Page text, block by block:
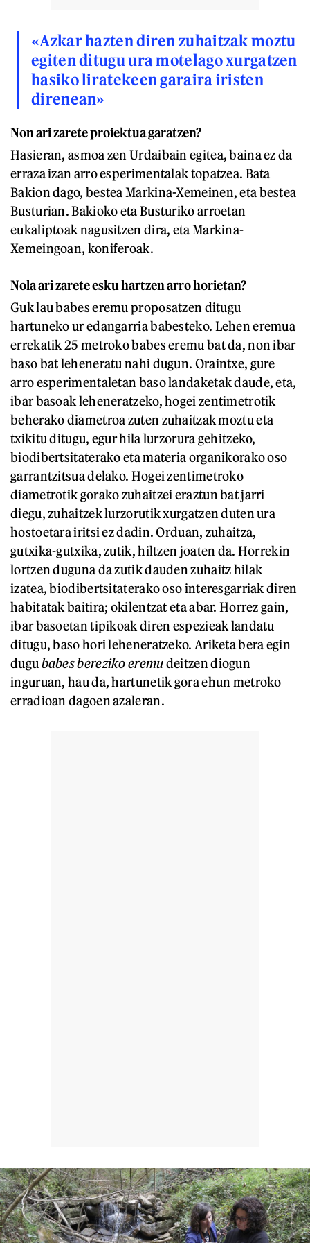
«Azkar hazten diren zuhaitzak moztu
egiten ditugu ura motelago xurgatzen
hasiko liratekeen garaira iristen
direnean»
Non ari zarete proiektua garatzen?
Hasieran, asmoa zen Urdaibain egitea, baina ez da
erraza izan arro esperimentalak topatzea. Bata
Bakion dago, bestea Markina-Xemeinen, eta bestea
Busturian. Bakioko eta Busturiko arroetan
eukaliptoak nagusitzen dira, eta Markina-
Xemeingoan, koniferoak.
Nola ari zarete esku hartzen arro horietan?
Guk lau babes eremu proposatzen ditugu
hartuneko ur edangarria babesteko. Lehen eremua
errekatik 25 metroko babes eremu bat da, non ibar
baso bat leheneratu nahi dugun. Oraintxe, gure
arro esperimentaletan baso landaketak daude, eta,
ibar basoak leheneratzeko, hogei zentimetrotik
beherako diametroa zuten zuhaitzak moztu eta
txikitu ditugu, egur hila lurzorura gehitzeko,
biodibertsitaterako eta materia organikorako oso
garrantzitsua delako. Hogei zentimetroko
diametrotik gorako zuhaitzei eraztun bat jarri
diegu, zuhaitzek lurzorutik xurgatzen duten ura
hostoetara iritsi ez dadin. Orduan, zuhaitza,
gutxika-gutxika, zutik, hiltzen joaten da. Horrekin
lortzen duguna da zutik dauden zuhaitz hilak
izatea, biodibertsitaterako oso interesgarriak diren
habitatak baitira; okilentzat eta abar. Horrez gain,
ibar basoetan tipikoak diren espezieak landatu
ditugu, baso hori leheneratzeko. Ariketa bera egin
dugu babes bereziko eremudeitzen diogun
inguruan, hau da, hartunetik gora ehun metroko
erradioan dagoen azaleran.